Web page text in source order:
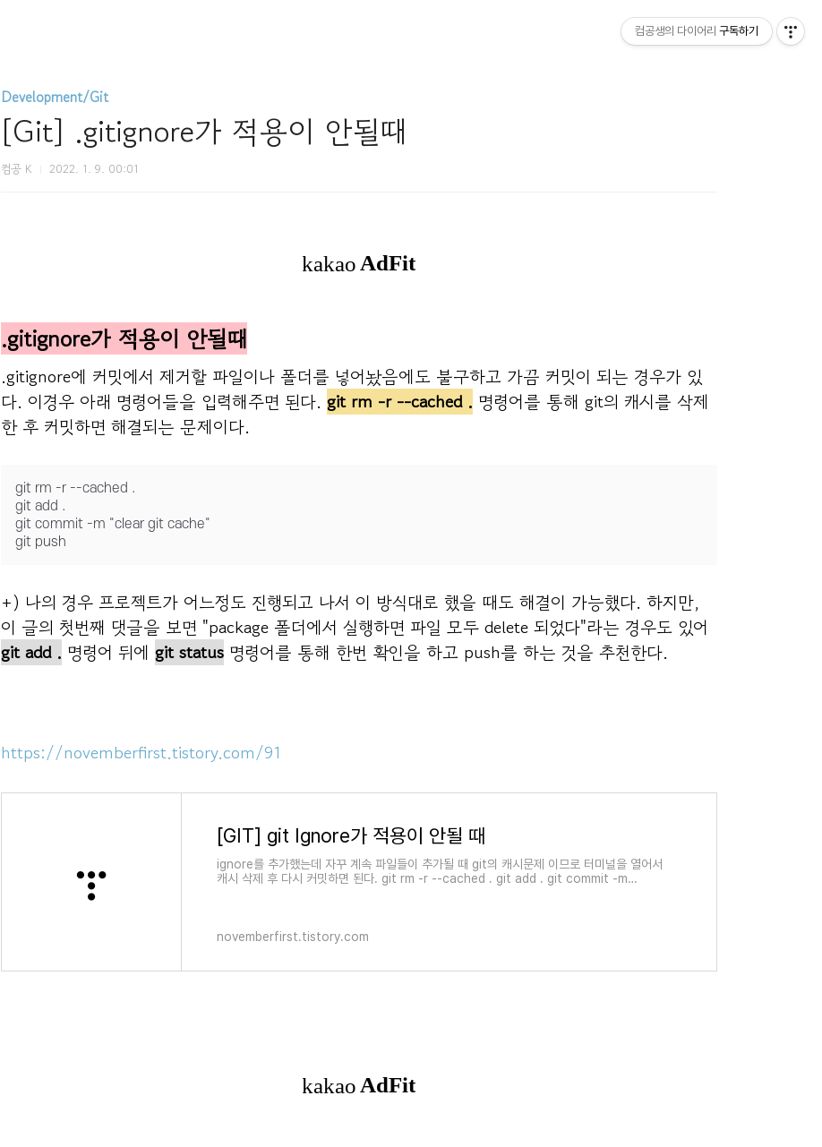
Development/Git
[Git] .gitignore가 적용이 안될때
컴공 K 2022. 1. 9. 00:01
.gitignore가 적용이 안될때
.gitignore에 커밋에서 제거할 파일이나 폴더를 넣어놨음에도 불구하고 가끔 커밋이 되는 경우가 있
다. 이경우 아래 명령어들을 입력해주면 된다. git rm -r --cached . 명령어를 통해 git의 캐시를 삭제
한 후 커밋하면 해결되는 문제이다.
git rm -r --cached .
git add .
git commit -m "clear git cache"
git push
+) 나의 경우 프로젝트가 어느정도 진행되고 나서 이 방식대로 했을 때도 해결이 가능했다. 하지만,
이 글의 첫번째 댓글을 보면 "package 폴더에서 실행하면 파일 모두 delete 되었다"라는 경우도 있어
git add . 명령어 뒤에 git status명령어를 통해 한번 확인을 하고 push를 하는 것을 추천한다.
https://novemberfirst.tistory.com/91
[GIT] git Ignore가 적용이 안될 때
ignore를 추가했는데 자꾸 계속 파일들이 추가될 때 git의 캐시문제 이므로 터미널을 열어서
캐시 삭제 후 다시 커밋하면 된다. git rm -r --cached . git add . git commit -m
novemberfirst.tistory.com
컴공생의 다이어리 구독하기